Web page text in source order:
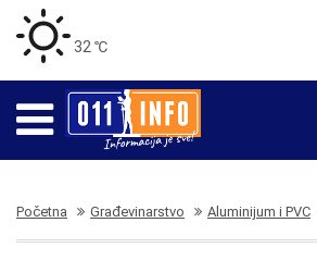
32 ℃
Početna Građevinarstvo Aluminijum i PVC